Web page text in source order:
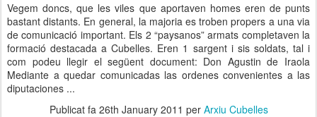
Vegem doncs, que les viles que aportaven homes eren de punts
bastant distants. En general, la majoria es troben propers a una via
de comunicació important. Els 2 “paysanos” armats completaven la
formació destacada a Cubelles. Eren 1 sargent i sis soldats, tal i
com podeu llegir el següent document: Don Agustin de Iraola
Mediante a quedar comunicadas las ordenes convenientes a las
diputaciones ...
Publicat fa 26th January 2011 per Arxiu Cubelles